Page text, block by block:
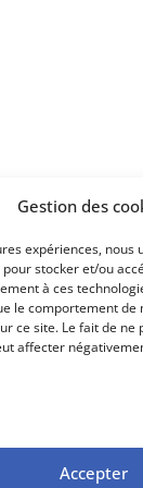
Gestion des
expériences, nous
stocker et/ou
à ces
le comportement de
ce site. Le fait de
affecter
Accepter
Découvrez
depuis 1952
Propos
une